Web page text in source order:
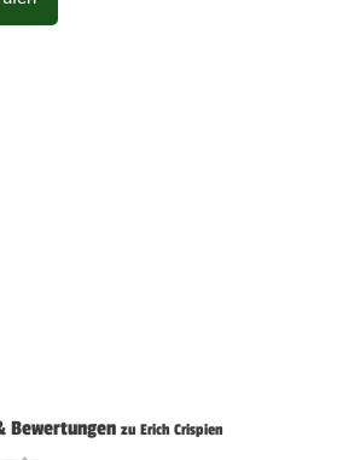
Bewertungen zu Erich Crispien